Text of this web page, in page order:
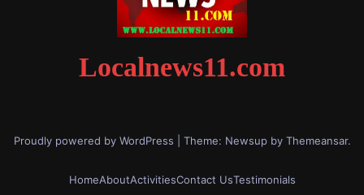
Localnews11.com
Proudly powered by WordPress Theme: Newsup by Themeansar.
HomeAboutActivitiesContact UsTestimonials